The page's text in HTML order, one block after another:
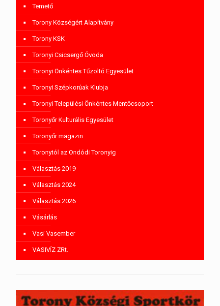
Temető
Torony Községért Alapítvány
Torony KSK
Toronyi Csicsergő Óvoda
Toronyi Önkéntes Tűzoltó Egyesület
Toronyi Szépkorúak Klubja
Toronyi Települési Önkéntes Mentőcsoport
Toronyőr Kulturális Egyesület
Toronyőr magazin
Toronytól az Ondódi Toronyig
Választás 2019
Választás 2024
Választás 2026
Vásárlás
Vasi Vasember
VASIVÍZ ZRt.